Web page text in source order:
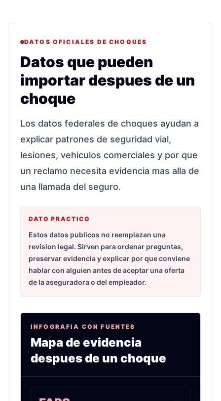
DATOS OFICIALES DE CHOQUES
Datos que pueden
importar despues de un
choque
Los datos federales de choques ayudan a
explicar patrones de seguridad vial,
lesiones, vehiculos comerciales y por que
un reclamo necesita evidencia mas alla de
una llamada del seguro.
DATO PRACTICO
Estos datos publicos no reemplazan una
revision legal. Sirven para ordenar preguntas,
preservar evidencia y explicar por que conviene
hablar con alguien antes de aceptar una oferta
de la aseguradora o del empleador.
INFOGRAFIA CON FUENTES
Mapa de evidencia
despues de un choque